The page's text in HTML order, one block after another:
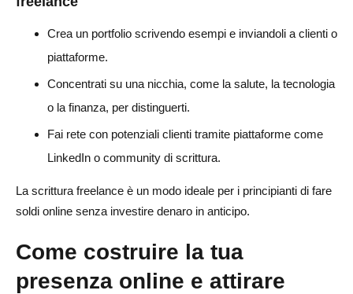
Crea un portfolio scrivendo esempi e inviandoli a clienti o
piattaforme.
Concentrati su una nicchia, come la salute, la tecnologia
o la finanza, per distinguerti.
Fai rete con potenziali clienti tramite piattaforme come
LinkedIn o community di scrittura.
La scrittura freelance è un modo ideale per i principianti di fare
soldi online senza investire denaro in anticipo.
Come costruire la tua
presenza online e attirare